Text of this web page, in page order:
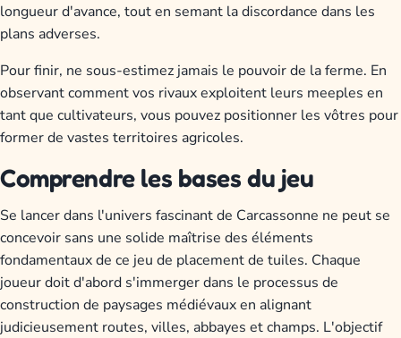
longueur d'avance, tout en semant la discordance dans les
plans adverses.
Pour finir, ne sous-estimez jamais le pouvoir de la ferme. En
observant comment vos rivaux exploitent leurs meeples en
tant que cultivateurs, vous pouvez positionner les vôtres pour
former de vastes territoires agricoles.
Comprendre les bases du jeu
Se lancer dans l'univers fascinant de Carcassonne ne peut se
concevoir sans une solide maîtrise des éléments
fondamentaux de ce jeu de placement de tuiles. Chaque
joueur doit d'abord s'immerger dans le processus de
construction de paysages médiévaux en alignant
judicieusement routes, villes, abbayes et champs. L'objectif